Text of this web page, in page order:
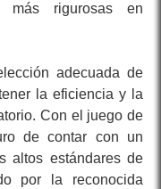
más rigurosas en
adecuada de
la eficiencia y la
Con el juego de
de contar con un
altos estándares de
por la reconocida